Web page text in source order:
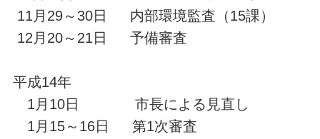
11月29～30日 内部環境監査（15課）
12月20～21日 予備審査
平成14年
1月10日 市長による見直し
1月15～16日 第1次審査